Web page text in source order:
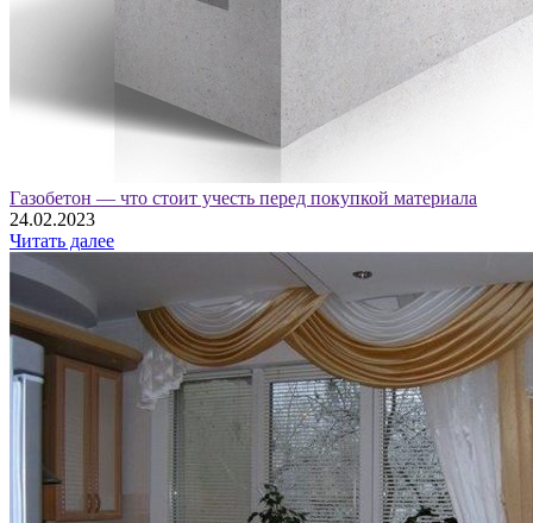
Газобетон — что стоит учесть перед покупкой материала
24.02.2023
Читать далее